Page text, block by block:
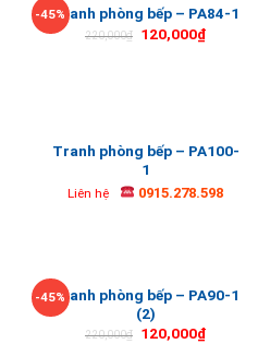
-45%Tranh phòng bếp – PA84-1
220,000₫ 120,000₫
Tranh phòng bếp – PA100-
1
Liên hệ 0915.278.598
-45%Tranh phòng bếp – PA90-1
(2)
220,000₫ 120,000₫